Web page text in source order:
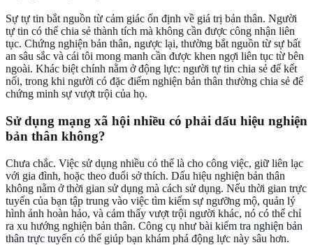
Sự tự tin bắt nguồn từ cảm giác ổn định về giá trị bản thân. Người
tự tin có thể chia sẻ thành tích mà không cần được công nhận liên
tục. Chứng nghiện bản thân, ngược lại, thường bắt nguồn từ sự bất
an sâu sắc và cái tôi mong manh cần được khen ngợi liên tục từ bên
ngoài. Khác biệt chính nằm ở động lực: người tự tin chia sẻ để kết
nối, trong khi người có đặc điểm nghiện bản thân thường chia sẻ để
chứng minh sự vượt trội của họ.
Sử dụng mạng xã hội nhiều có phải dấu hiệu nghiện
bản thân không?
Chưa chắc. Việc sử dụng nhiều có thể là cho công việc, giữ liên lạc
với gia đình, hoặc theo đuổi sở thích. Dấu hiệu nghiện bản thân
không nằm ở thời gian sử dụng mà cách sử dụng. Nếu thời gian trực
tuyến của bạn tập trung vào việc tìm kiếm sự ngưỡng mộ, quản lý
hình ảnh hoàn hảo, và cảm thấy vượt trội người khác, nó có thể chỉ
ra xu hướng nghiện bản thân. Công cụ như bài kiểm tra nghiện bản
thân trực tuyến có thể giúp bạn khám phá động lực này sâu hơn.